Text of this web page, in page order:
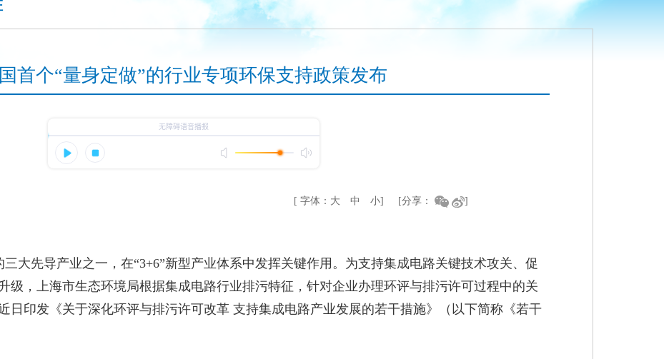
首个“量身定做”的行业专项环保支持政策发布
[ 字体： 大 中 小] [分享： ]
大先导产业之一，在“3+6”新型产业体系中发挥关键作用。为支持集成电路关键技术攻关、促
级，上海市生态环境局根据集成电路行业排污特征，针对企业办理环评与排污许可过程中的关
日印发《关于深化环评与排污许可改革 支持集成电路产业发展的若干措施》（以下简称《若干